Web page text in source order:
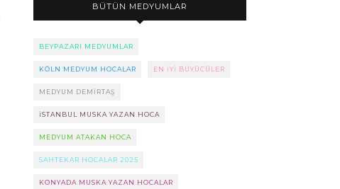
BÜTÜN MEDYUMLAR
BEYPAZARI MEDYUMLAR
KÖLN MEDYUM HOCALAR EN IYI BÜYÜCÜLER
MEDYUM DEMIRTAŞ
ISTANBUL MUSKA YAZAN HOCA
MEDYUM ATAKAN HOCA
SAHTEKAR HOCALAR 2025
KONYADA MUSKA YAZAN HOCALAR